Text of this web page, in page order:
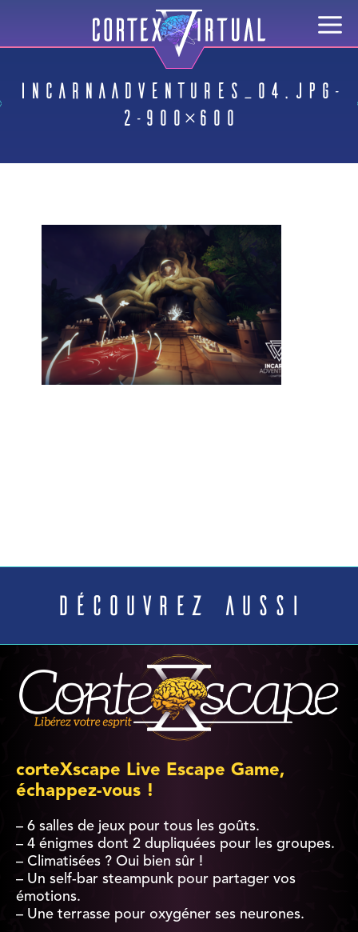
IncarnaAdventures_04.jpg-
2-900×600
Découvrez aussi
corteXscape Live Escape Game,
échappez-vous !
– 6 salles de jeux pour tous les goûts.
– 4 énigmes dont 2 dupliquées pour les groupes.
– Climatisées ? Oui bien sûr !
– Un self-bar steampunk pour partager vos
émotions.
– Une terrasse pour oxygéner ses neurones.